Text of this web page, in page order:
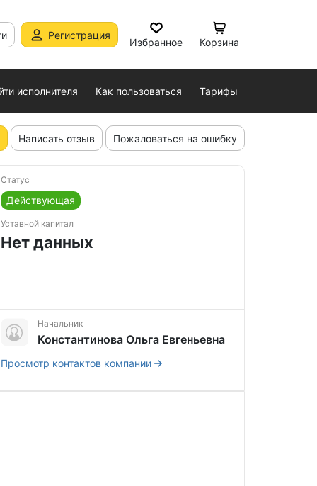
Регистрация
Избранное Корзина
исполнителя Как пользоваться Тарифы
Написать отзыв Пожаловаться на ошибку
Статус
Действующая
Уставной капитал
Нет данных
Начальник
Константинова Ольга Евгеньевна
Просмотр контактов компании